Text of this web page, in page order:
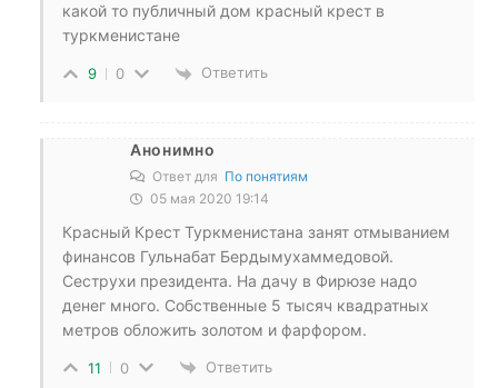
какой то публичный дом красный крест в
туркменистане
9 0 Ответить
Анонимно
Ответ для По понятиям
05 мая 2020 19:14
Красный Крест Туркменистана занят отмыванием
финансов Гульнабат Бердымухаммедовой.
Сеструхи президента. На дачу в Фирюзе надо
денег много. Собственные 5 тысяч квадратных
метров обложить золотом и фарфором.
11 0 Ответить